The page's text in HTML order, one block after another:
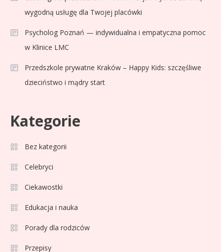
wygodną usługę dla Twojej placówki
Psycholog Poznań — indywidualna i empatyczna pomoc
w Klinice LMC
Przedszkole prywatne Kraków – Happy Kids: szczęśliwe
dzieciństwo i mądry start
Kategorie
Bez kategorii
Celebryci
Ciekawostki
Edukacja i nauka
Porady dla rodziców
Przepisy
3 Sport
formy i statystyk
4
La Liga rankingi: Tabela,